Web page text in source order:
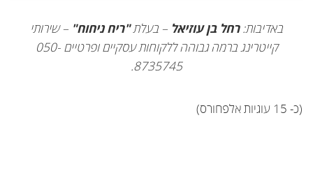
באדיבות:רחל בן עוזיאל – בעלת"ריח ניחוח" – שירותי
קייטרינג ברמה גבוהה ללקוחות עסקיים ופרטיים 050-
8735745.
(כ- 15 עוגיות אלפחורס)